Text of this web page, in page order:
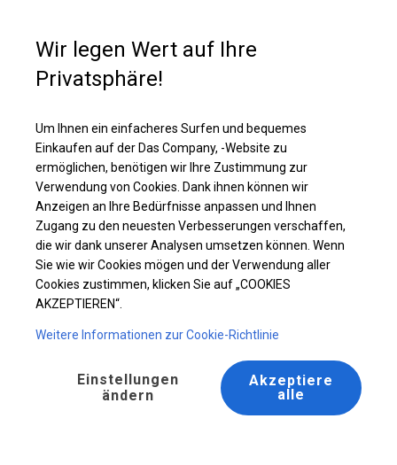
Ganzjährig geöffnete Zelthalle | 5x12 m
Wir legen Wert auf Ihre
Privatsphäre!
Um Ihnen ein einfacheres Surfen und bequemes
Einkaufen auf der Das Company, -Website zu
ermöglichen, benötigen wir Ihre Zustimmung zur
Verwendung von Cookies. Dank ihnen können wir
Anzeigen an Ihre Bedürfnisse anpassen und Ihnen
Zugang zu den neuesten Verbesserungen verschaffen,
die wir dank unserer Analysen umsetzen können. Wenn
Sie wie wir Cookies mögen und der Verwendung aller
Cookies zustimmen, klicken Sie auf „COOKIES
AKZEPTIEREN“.
Weitere Informationen zur Cookie-Richtlinie
Einstellungen
ändern
Akzeptiere
alle